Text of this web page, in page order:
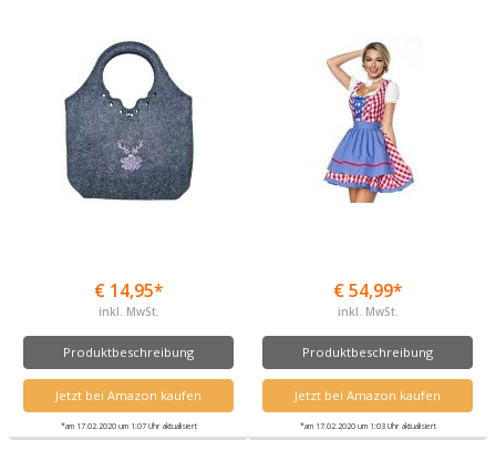
€ 14,95*
inkl. MwSt.
Produktbeschreibung
Jetzt bei Amazon kaufen
*am 17.02.2020 um 1:07 Uhr aktualisiert
€ 54,99*
inkl. MwSt.
Produktbeschreibung
Jetzt bei Amazon kaufen
*am 17.02.2020 um 1:03 Uhr aktualisiert